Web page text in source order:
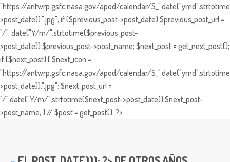
"https://antwrp.gsfc.nasa.gov/apod/calendar/
>post_date)).".jpg"; if ($previous_post->post_date) $previous_post_url =
"/". date("Y/m/",strtotime($previous_post-
>post_date)).$previous_post->post_name; $next_post = get_next_post();
if ($next_post) { $next_icon =
"https://antwrp.gsfc.nasa.gov/apod/calendar/
>post_date)).".jpg"; $next_post_url =
"/".date("Y/m/",strtotime($next_post->post_date)).$next_post-
>post_name; } // $post = get_post(); ?>